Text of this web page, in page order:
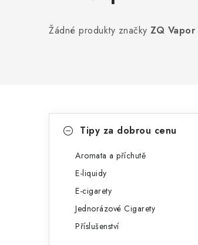
Žádné produkty značky ZQ Vapor
kategorieTipy za dobrou cenu
Aromata a příchutě
E-liquidy
E-cigarety
Jednorázové Cigarety
Příslušenství